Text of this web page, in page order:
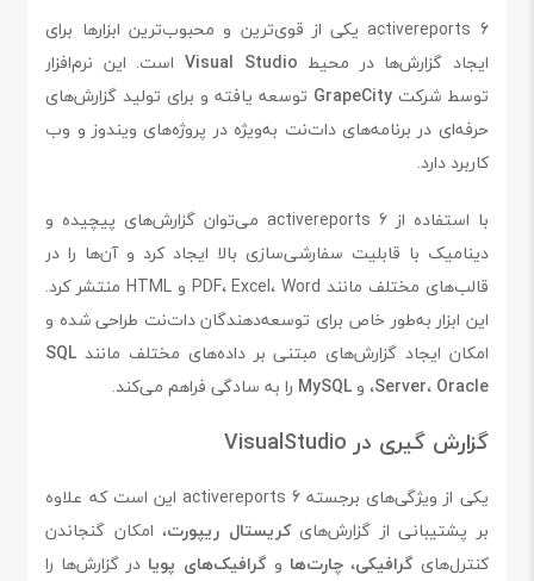
activereports 6 یکی از قوی‌ترین و محبوب‌ترین ابزارها برای
ایجاد گزارش‌ها در محیط Visual Studio است. این نرم‌افزار
توسط شرکتGrapeCity توسعه یافته و برای تولید گزارش‌های
حرفه‌ای در برنامه‌های دات‌نت به‌ویژه در پروژه‌های ویندوز و وب
کاربرد دارد.
با استفاده از activereports 6 می‌توان گزارش‌های پیچیده و
دینامیک با قابلیت سفارشی‌سازی بالا ایجاد کرد و آن‌ها را در
قالب‌های مختلف مانند PDF، Excel، Word و HTML منتشر کرد.
این ابزار به‌طور خاص برای توسعه‌دهندگان دات‌نت طراحی شده و
امکان ایجاد گزارش‌های مبتنی بر داده‌های مختلف مانندSQL
Server، Oracle ، وMySQL را به سادگی فراهم می‌کند.
گزارش گیری در VisualStudio
یکی از ویژگی‌های برجسته activereports 6 این است که علاوه
بر پشتیبانی از گزارش‌هایکریستال ریپورت، امکان گنجاندن
کنترل‌هایگرافیکی،چارت‌ها وگرافیک‌های پویا در گزارش‌ها را